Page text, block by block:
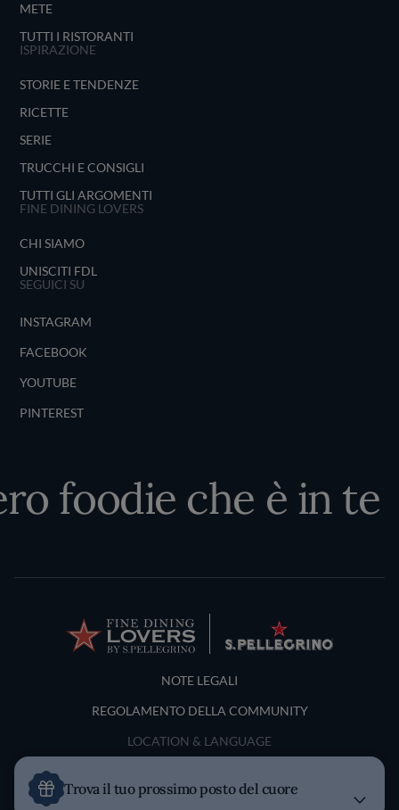
METE
TUTTI I RISTORANTI
ISPIRAZIONE
STORIE E TENDENZE
RICETTE
SERIE
TRUCCHI E CONSIGLI
TUTTI GLI ARGOMENTI
FINE DINING LOVERS
CHI SIAMO
UNISCITI FDL
SEGUICI SU
INSTAGRAM
FACEBOOK
YOUTUBE
PINTEREST
foodie che è in te
Terms and Conditions
NOTE LEGALI
REGOLAMENTO DELLA COMMUNITY
LOCATION & LANGUAGE
Trova il tuo prossimo posto del cuore